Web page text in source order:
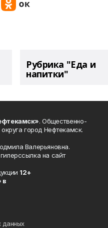
Рубрика "Еда и
напитки"
. Общественно-
город Нефтекамск.
Валерьяновна.
на сайт
12+
в
данных